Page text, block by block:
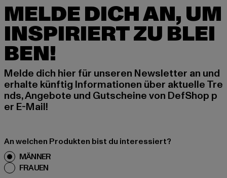
MELDE DICH AN, UM
INSPIRIERT ZU BLEI
BEN!
Melde dich hier für unseren Newsletter an und
erhalte künftig Informationen über aktuelle Tre
nds, Angebote und Gutscheine von DefShop p
er E-Mail!
An welchen Produkten bist du interessiert?
MÄNNER
FRAUEN